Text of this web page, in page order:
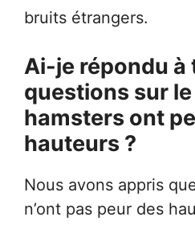
bruits étrangers.
Ai-je répondu à
questions sur
hamsters ont
hauteurs ?
Nous avons appris
n’ont pas peur des